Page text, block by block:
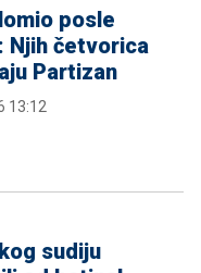
posle
Njih četvorica
Partizan
13:12
sudiju